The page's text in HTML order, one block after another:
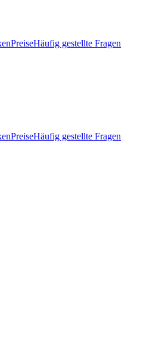
PreiseHäufig gestellte Fragen
PreiseHäufig gestellte Fragen